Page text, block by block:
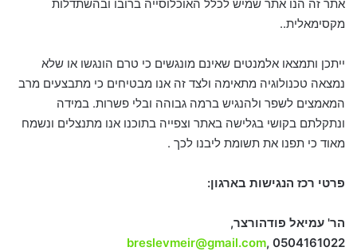
אתר זה הנו אתר שמיש לכלל האוכלוסייה ברובו ובהשתדלות
מקסימאלית..
ייתכן ותמצאו אלמנטים שאינם מונגשים כי טרם הונגשו או שלא
נמצאה טכנולוגיה מתאימה ולצד זה אנו מבטיחים כי מתבצעים מרב
המאמצים לשפר ולהנגיש ברמה גבוהה ובלי פשרות. במידה
ונתקלתם בקושי בגלישה באתר וצפייה בתוכנו אנו מתנצלים ונשמח
מאוד כי תפנו את תשומת ליבנו לכך .
פרטי רכז הנגישות בארגון:
הר' עמיאל פודהורצר,
breslevmeir@gmail.com, 0504161022